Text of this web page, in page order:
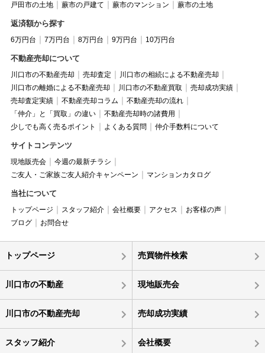
戸田市の土地
蕨市の戸建て 蕨市のマンション 蕨市の土地
返済額から探す
6万円台 7万円台 8万円台 9万円台 10万円台
不動産売却について
川口市の不動産売却 売却査定
川口市の相続による不動産売却
川口市の離婚による不動産売却
川口市の不動産買取
売却成功実績
売却査定実績
不動産売却コラム
不動産売却の流れ
「仲介」と「買取」の違い
不動産売却時の諸費用
少しでも高く売るポイント
よくある質問 仲介手数料について
サイトコンテンツ
現地販売会
今週の最新チラシ
ご友人・ご家族ご友人紹介キャンペーン
マンションカタログ
当社について
トップページ スタッフ紹介 会社概要 アクセス
お客様の声
ブログ
お問合せ
トップページ 売買物件検索
川口市の不動産 現地販売会
川口市の不動産売却 売却成功実績
スタッフ紹介 会社概要